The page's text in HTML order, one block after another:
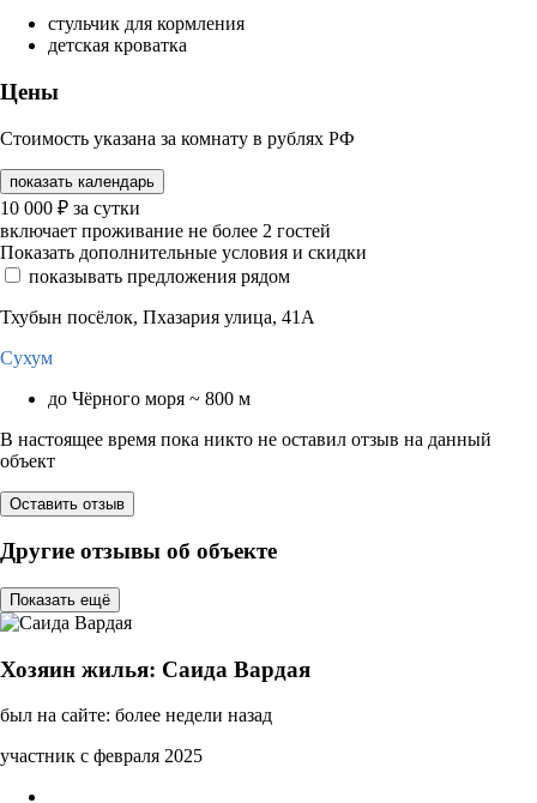
стульчик для кормления
детская кроватка
Цены
Стоимость указана за комнату в рублях РФ
показать календарь
10 000 ₽ за сутки
включает проживание не более 2 гостей
Показать дополнительные условия и скидки
показывать предложения рядом
Тхубын посёлок, Пхазария улица, 41А
Сухум
до Чёрного моря ~ 800 м
В настоящее время пока никто не оставил отзыв на данный
объект
Оставить отзыв
Другие отзывы об объекте
Показать ещё
Хозяин жилья: Саида Вардая
был на сайте: более недели назад
участник с февраля 2025